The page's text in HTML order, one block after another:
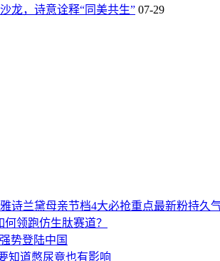
龙，诗意诠释“同美共生” 07-29
雅诗兰黛母亲节档4大必抢重点最新粉持久
何领跑仿生肽赛道？
势登陆中国
知道憋尿竟也有影响